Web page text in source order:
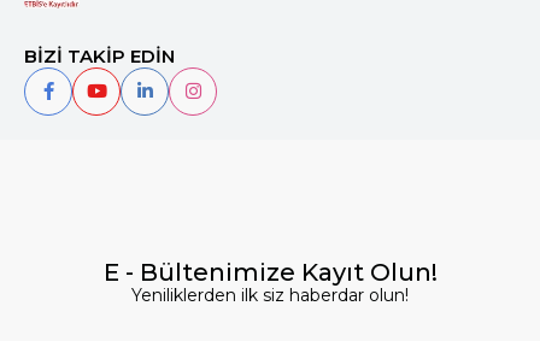
BİZİ TAKİP EDİN
E - Bültenimize Kayıt Olun!
Yeniliklerden ilk siz haberdar olun!